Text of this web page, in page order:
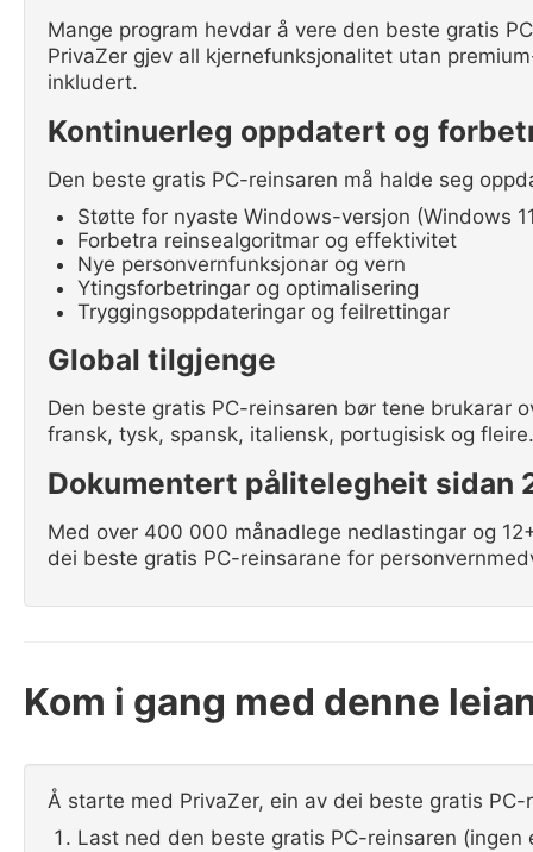
Mange program hevdar å vere den beste gratis
PrivaZer gjev all kjernefunksjonalitet utan
inkludert.
Kontinuerleg oppdatert og
Den beste gratis PC-reinsaren må halde seg
Støtte for nyaste Windows-versjon (Windows
Forbetra reinsealgoritmar og effektivitet
Nye personvernfunksjonar og vern
Ytingsforbetringar og optimalisering
Tryggingsoppdateringar og feilrettingar
Global tilgjenge
Den beste gratis PC-reinsaren bør tene brukarar
fransk, tysk, spansk, italiensk, portugisisk og fleire.
Dokumentert pålitelegheit sidan
Med over 400 000 månadlege nedlastingar og
dei beste gratis PC-reinsarane for
Kom i gang med denne
Å starte med PrivaZer, ein av dei beste gratis
Last ned den beste gratis PC-reinsaren (ingen